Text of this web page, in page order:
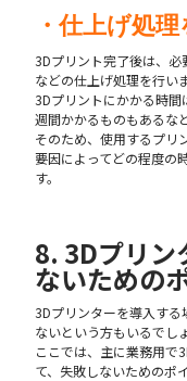
・仕上げ処
3Dプリント完了後は、
などの仕上げ処理を行いま
3Dプリントにかかる時
週間かかるものもあるな
そのため、使用するプリ
要因によってどの程度の
す。
8. 3Dプリン
ないための
3Dプリンターを導入す
ないという方もいるでしょ
ここでは、主に業務用で
て、失敗しないためのポ